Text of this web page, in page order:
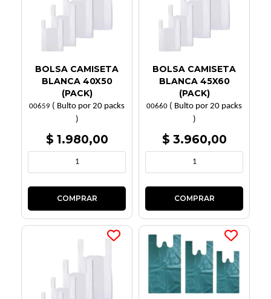
BOLSA CAMISETA
BLANCA 40X50
(PACK)
00659 ( Bulto por 20 packs
)
$ 1.980,00
BOLSA CAMISETA
BLANCA 45X60
(PACK)
00660 ( Bulto por 20 packs
)
$ 3.960,00